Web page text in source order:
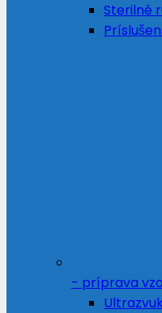
Sterilné
- príprava